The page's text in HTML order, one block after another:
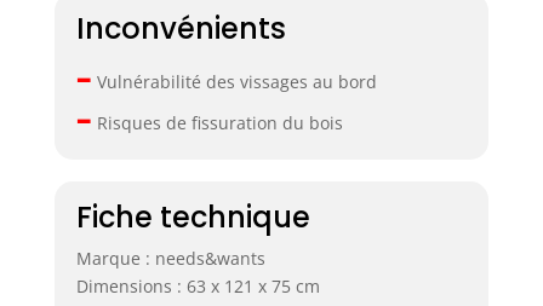
Inconvénients
– Vulnérabilité des vissages au bord
– Risques de fissuration du bois
Fiche technique
Marque : needs&wants
Dimensions : 63 x 121 x 75 cm